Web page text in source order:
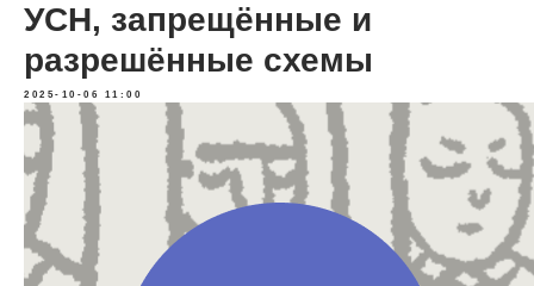
УСН, запрещённые и
разрешённые схемы
2025-10-06 11:00